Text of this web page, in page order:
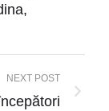
NEXT POST